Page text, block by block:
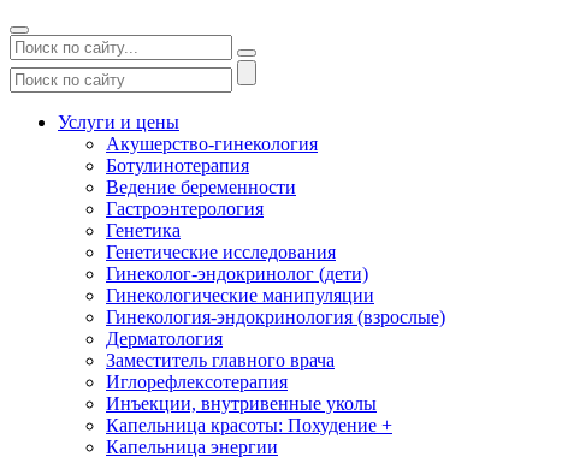
Услуги и цены
Акушерство-гинекология
Ботулинотерапия
Ведение беременности
Гастроэнтерология
Генетика
Генетические исследования
Гинеколог-эндокринолог (дети)
Гинекологические манипуляции
Гинекология-эндокринология (взрослые)
Дерматология
Заместитель главного врача
Иглорефлексотерапия
Инъекции, внутривенные уколы
Капельница красоты: Похудение +
Капельница энергии